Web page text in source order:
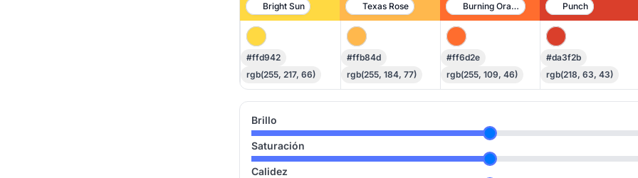
Bright Sun Texas Rose Burning Orange Punch
#ffd942
rgb(255, 217, 66)
#ffb84d
rgb(255, 184, 77)
#ff6d2e
rgb(255, 109, 46)
#da3f2b
rgb(218, 63, 43)
Brillo
Saturación
Calidez